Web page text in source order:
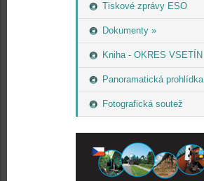
Tiskové zprávy ESO
Dokumenty »
Kniha - OKRES VSETÍN
Panoramatická prohlídka
Fotografická soutež